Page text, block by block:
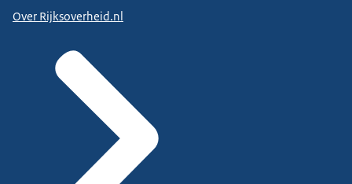
Over Rijksoverheid.nl